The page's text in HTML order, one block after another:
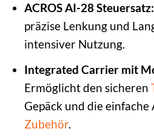
ACROS AI-28 Steuersatz:
präzise Lenkung und
intensiver Nutzung.
Integrated Carrier mit
Ermöglicht den sicheren
Gepäck und die
Zubehör.